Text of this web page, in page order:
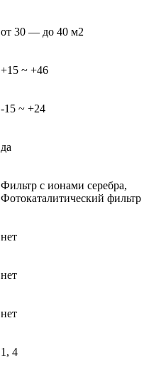
от 30 — до 40 м2
+15 ~ +46
-15 ~ +24
да
Фильтр с ионами серебра,
Фотокаталитический фильтр
нет
нет
нет
1, 4